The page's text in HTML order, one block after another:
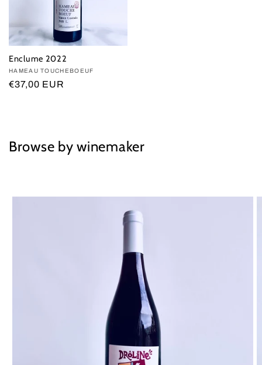
Enclume 2022
Vendor:
HAMEAU TOUCHEBOEUF
Regular
€37,00 EUR
Browse by winemaker